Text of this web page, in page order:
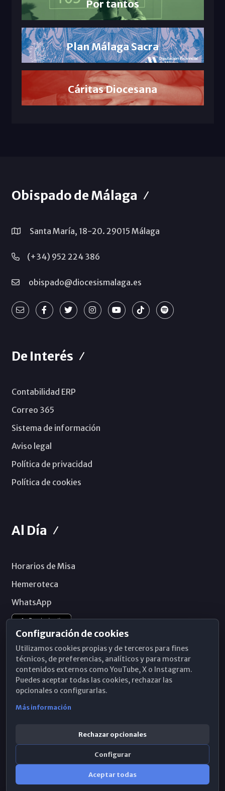
Por tantos
Plan Málaga Sacra
Cáritas Diocesana
Obispado de Málaga
Santa María, 18-20. 29015 Málaga
(+34) 952 224 386
obispado@diocesismalaga.es
De Interés
Contabilidad ERP
Correo 365
Sistema de información
Aviso legal
Política de privacidad
Política de cookies
Al Día
Horarios de Misa
Hemeroteca
WhatsApp
Configuración de cookies
Utilizamos cookies propias y de terceros para fines
técnicos, de preferencias, analíticos y para mostrar
contenidos externos como YouTube, X o Instagram.
Puedes aceptar todas las cookies, rechazar las
opcionales o configurarlas.
Más información
Rechazar opcionales
Configurar
Aceptar todas